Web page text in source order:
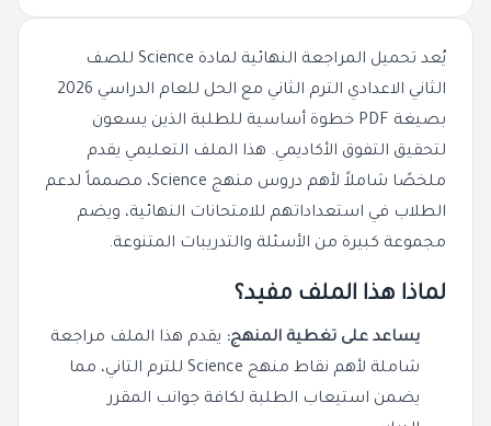
يُعد تحميل المراجعة النهائية لمادة Science للصف
الثاني الاعدادي الترم الثاني مع الحل للعام الدراسي 2026
بصيغة PDF خطوة أساسية للطلبة الذين يسعون
لتحقيق التفوق الأكاديمي. هذا الملف التعليمي يقدم
ملخصًا شاملاً لأهم دروس منهج Science، مصمماً لدعم
الطلاب في استعداداتهم للامتحانات النهائية، ويضم
مجموعة كبيرة من الأسئلة والتدريبات المتنوعة.
لماذا هذا الملف مفيد؟
يساعد على تغطية المنهج: يقدم هذا الملف مراجعة
شاملة لأهم نقاط منهج Science للترم التاني، مما
يضمن استيعاب الطلبة لكافة جوانب المقرر